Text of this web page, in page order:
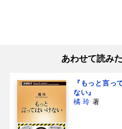
あわせて読み
『もっと言っ
ない』
橘 玲 著